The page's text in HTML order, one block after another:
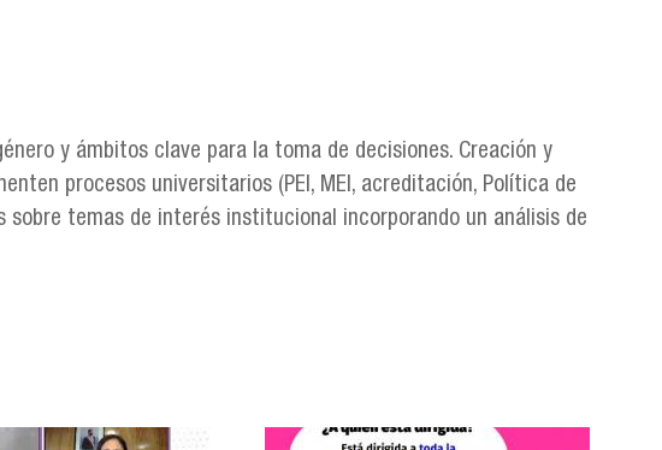
y ámbitos clave para la toma de decisiones. Creación y
procesos universitarios (PEI, MEI, acreditación, Política de
temas de interés institucional incorporando un análisis de